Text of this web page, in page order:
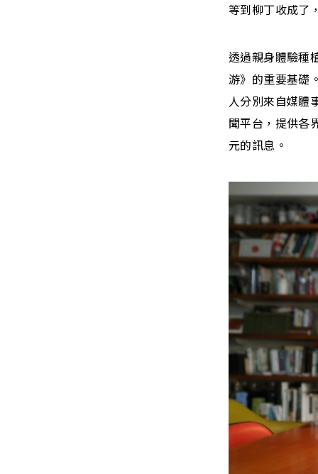
等到柳丁收成了
透過親身體驗種
游》的重要基礎
人分別來自媒體
聞平台，提供各
元的訊息。